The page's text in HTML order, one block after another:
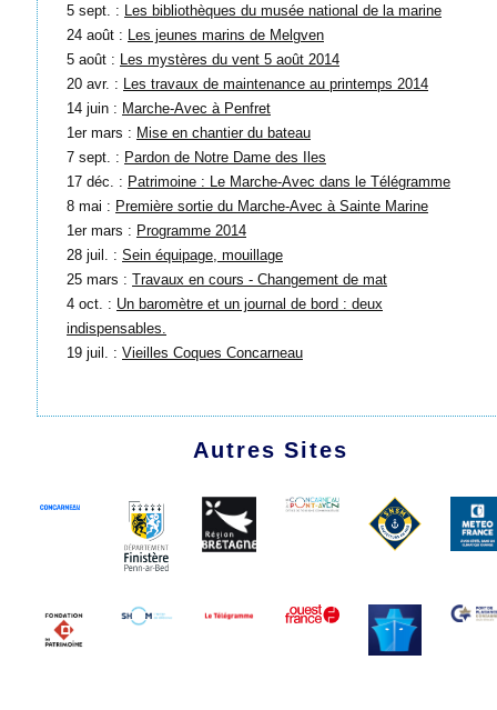
5 sept. : Les bibliothèques du musée national de la marine
24 août : Les jeunes marins de Melgven
5 août : Les mystères du vent 5 août 2014
20 avr. : Les travaux de maintenance au printemps 2014
14 juin : Marche-Avec à Penfret
1er mars : Mise en chantier du bateau
7 sept. : Pardon de Notre Dame des Iles
17 déc. : Patrimoine : Le Marche-Avec dans le Télégramme
8 mai : Première sortie du Marche-Avec à Sainte Marine
1er mars : Programme 2014
28 juil. : Sein équipage, mouillage
25 mars : Travaux en cours - Changement de mat
4 oct. : Un baromètre et un journal de bord : deux
indispensables.
19 juil. : Vieilles Coques Concarneau
Autres Sites